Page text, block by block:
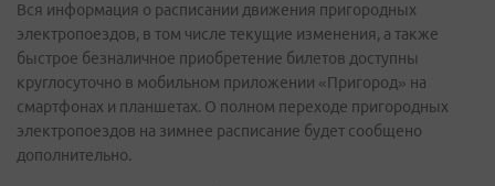
Вся информация о расписании движения пригородных
электропоездов, в том числе текущие изменения, а также
быстрое безналичное приобретение билетов доступны
круглосуточно в мобильном приложении «Пригород» на
смартфонах и планшетах. О полном переходе пригородных
электропоездов на зимнее расписание будет сообщено
дополнительно.